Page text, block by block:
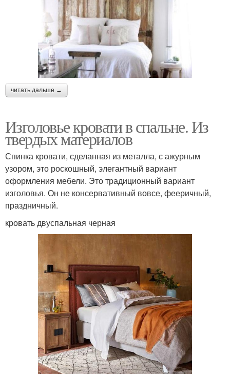
читать дальше →
Изголовье кровати в спальне. Из
твердых материалов
Спинка кровати, сделанная из металла, с ажурным
узором, это роскошный, элегантный вариант
оформления мебели. Это традиционный вариант
изголовья. Он не консервативный вовсе, фееричный,
праздничный.
кровать двуспальная черная